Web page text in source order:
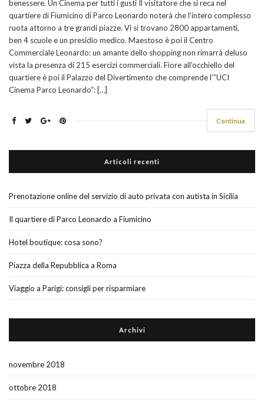
benessere. Un Cinema per tutti i gusti Il visitatore che si reca nel
quartiere di Fiumicino di Parco Leonardo noterà che l’intero complesso
ruota attorno a tre grandi piazze. Vi si trovano 2800 appartamenti,
ben 4 scuole e un presidio medico. Maestoso è poi il Centro
Commerciale Leonardo: un amante dello shopping non rimarrà deluso
vista la presenza di 215 esercizi commerciali. Fiore all’occhiello del
quartiere è poi il Palazzo del Divertimento che comprende l’”UCI
Cinema Parco Leonardo“: […]
Continua
Articoli recenti
Prenotazione online del servizio di auto privata con autista in Sicilia
Il quartiere di Parco Leonardo a Fiumicino
Hotel boutique: cosa sono?
Piazza della Repubblica a Roma
Viaggio a Parigi: consigli per risparmiare
Archivi
novembre 2018
ottobre 2018